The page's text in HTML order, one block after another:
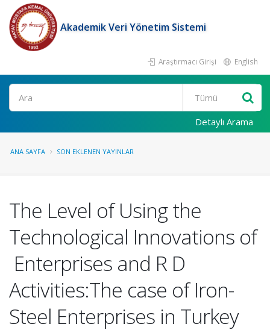
Akademik Veri Yönetim Sistemi
Araştırmacı Girişi English
Ara
Detaylı Arama
ANA SAYFA SON EKLENEN YAYINLAR
The Level of Using the
Technological Innovations of
Enterprises and R D
Activities:The case of Iron-
Steel Enterprises in Turkey